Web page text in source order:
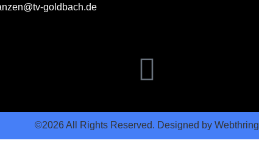
goldbach.de
©2026 All Rights Reserved. Designed by Webthring